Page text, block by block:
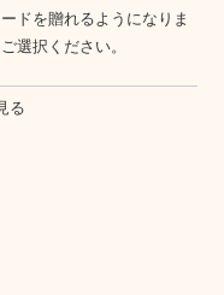
ドを贈れるようになりま
選択ください。
る